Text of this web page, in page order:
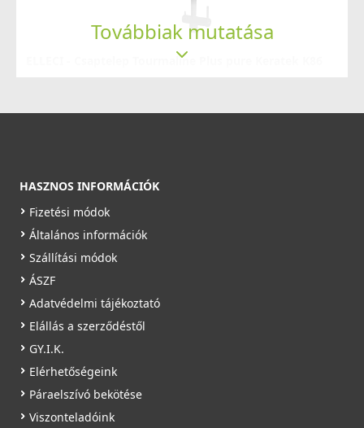
ELLECI - Víztisztító készülék Pure Ultra + ajándék
csaptelep a szűrt vízhez
ELLECI - Csaptelep Tourmaline Plus pure Keratek K86
ELLECI - Csaptelep Tourmaline Plus pure Inox
MIKTOPIN
Továbbiak mutatása
HASZNOS INFORMÁCIÓK
Fizetési módok
Általános információk
Szállítási módok
ÁSZF
Adatvédelmi tájékoztató
Elállás a szerződéstől
GY.I.K.
Elérhetőségeink
Páraelszívó bekötése
Viszonteladóink